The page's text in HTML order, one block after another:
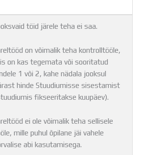
töid järele teha ei saa.
on võimalik teha kontrolltööle,
on kas tegemata või sooritatud
1 või 2, kahe nädala jooksul
hinde Stuudiumisse sisestamist
fikseeritakse kuupäev).
ei ole võimalik teha sellisele
mille puhul õpilane jäi vahele
abi kasutamisega.